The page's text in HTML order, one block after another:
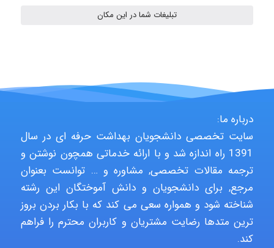
fahimeh sheibani
HaddadiMahsa
تبلیغات شما در این مکان
درباره ما:
سایت تخصصی دانشجویان بهداشت حرفه ای در سال
1391 راه اندازه شد و با ارائه خدماتی همچون نوشتن و
ترجمه مقالات تخصصی, مشاوره و … توانست بعنوان
مرجع, برای دانشجویان و دانش آموختگان این رشته
شناخته شود و همواره سعی می کند که با بکار بردن بروز
ترین متدها رضایت مشتریان و کاربران محترم را فراهم
کند.